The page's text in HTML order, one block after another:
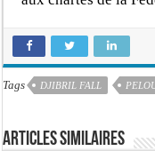
Tags DJIBRIL FALL
Articles similaires